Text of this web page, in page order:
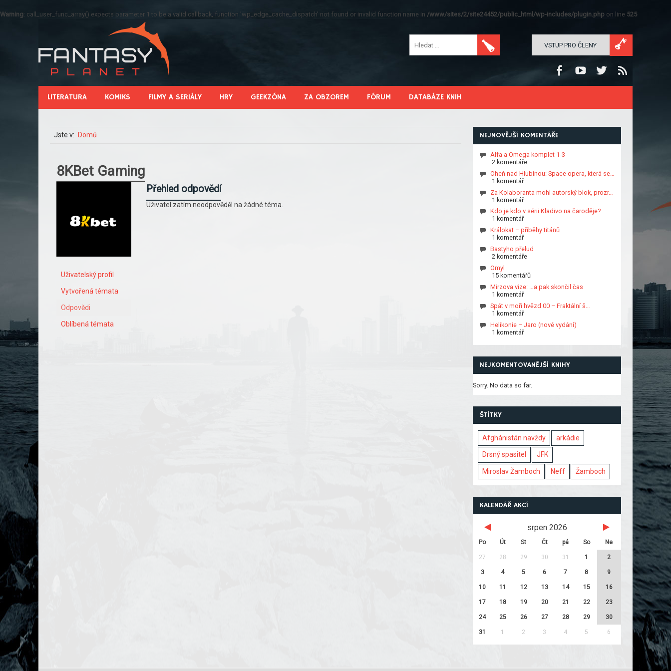
Warning: call_user_func_array() expects parameter 1 to be a valid callback, function 'wp_edge_cache_dispatch' not found or invalid function name in /www/sites/2/site24452/public_html/wp-includes/plugin.php on line 525
VSTUP PRO ČLENY
LITERATURA KOMIKS FILMY A SERIÁLY HRY GEEKZÓNA ZA OBZOREM FÓRUM DATABÁZE KNIH
Jste v: Domů
8KBet Gaming
Uživatelský profil
Vytvořená témata
Odpovědi
Oblíbená témata
Přehled odpovědí
Uživatel zatím neodpověděl na žádné téma.
NEJNOVĚJŠÍ KOMENTÁŘE
Alfa a Omega komplet 1-3
2 komentáře
Oheň nad Hlubinou: Space opera, která se…
1 komentář
Za Kolaboranta mohl autorský blok, prozr…
1 komentář
Kdo je kdo v sérii Kladivo na čaroděje?
1 komentář
Králokat – příběhy titánů
1 komentář
Bastyho přelud
2 komentáře
Omyl
15 komentářů
Mirzova vize: …a pak skončil čas
1 komentář
Spát v moři hvězd 00 – Fraktální š…
1 komentář
Helikonie – Jaro (nové vydání)
1 komentář
NEJKOMENTOVANĚJŠÍ KNIHY
Sorry. No data so far.
ŠTÍTKY
Afghánistán navždy arkádie
Drsný spasitel JFK
Miroslav Žamboch Neff Žamboch
KALENDÁŘ AKCÍ
srpen 2026
Po Út St Čt pá So Ne
27 28 29 30 31 1 2
3 4 5 6 7 8 9
10 11 12 13 14 15 16
17 18 19 20 21 22 23
24 25 26 27 28 29 30
31 1 2 3 4 5 6